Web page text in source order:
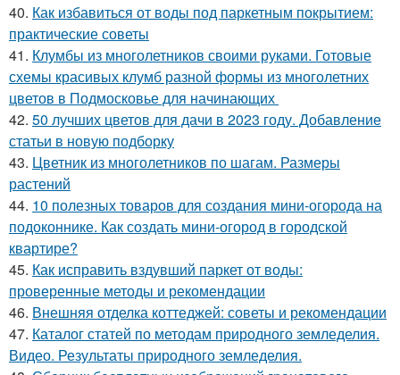
40. Как избавиться от воды под паркетным покрытием:
практические советы
41. Клумбы из многолетников своими руками. Готовые
схемы красивых клумб разной формы из многолетних
цветов в Подмосковье для начинающих
42. 50 лучших цветов для дачи в 2023 году. Добавление
статьи в новую подборку
43. Цветник из многолетников по шагам. Размеры
растений
44. 10 полезных товаров для создания мини-огорода на
подоконнике. Как создать мини-огород в городской
квартире?
45. Как исправить вздувший паркет от воды:
проверенные методы и рекомендации
46. Внешняя отделка коттеджей: советы и рекомендации
47. Каталог статей по методам природного земледелия.
Видео. Результаты природного земледелия.